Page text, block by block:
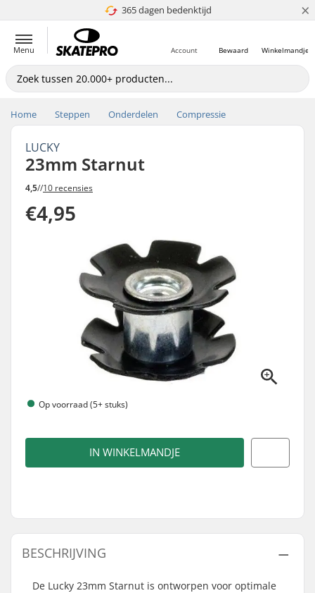
365 dagen bedenktijd
4.8 van 5 ×
Menu Winkelmandje
Bewaard
Account
Home Steppen Onderdelen Compressie
LUCKY
23mm Starnut
4,5//10 recensies
€4,95
Op voorraad (5+ stuks)
IN WINKELMANDJE
BESCHRIJVING
De Lucky 23mm Starnut is ontworpen voor optimale